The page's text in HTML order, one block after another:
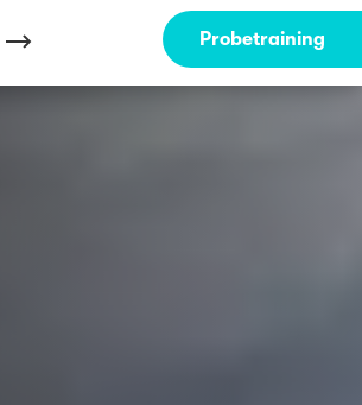
Probetraining